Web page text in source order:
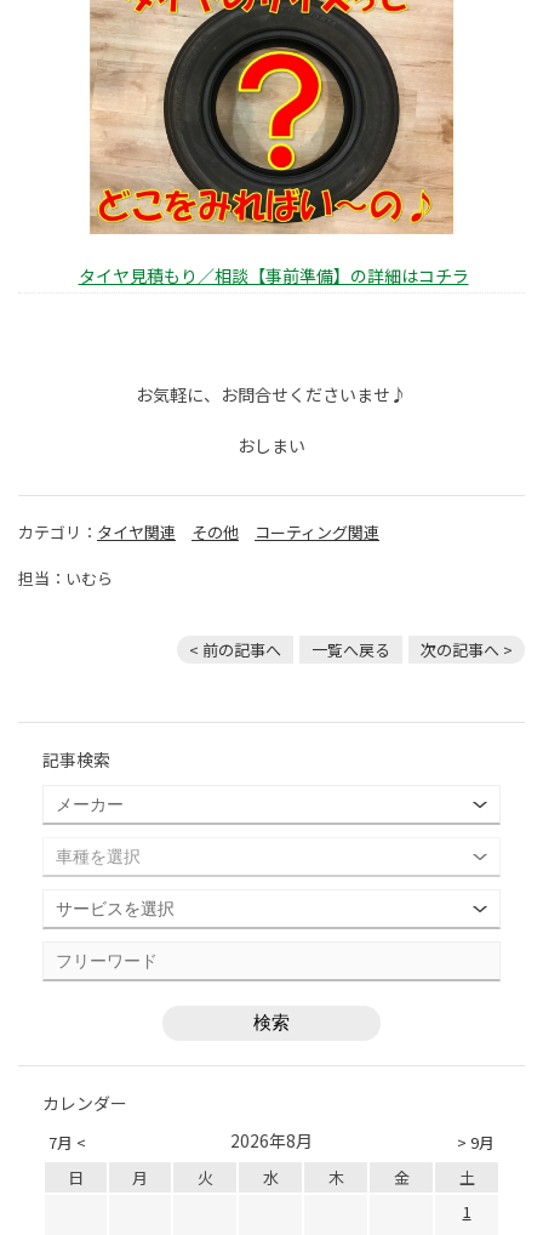
タイヤ見積もり／相談【事前準備】の詳細はコチラ
お気軽に、お問合せくださいませ♪
おしまい
カテゴリ： タイヤ関連 その他
コーティング関連
担当：いむら
< 前の記事へ 一覧へ戻る 次の記事へ >
記事検索
カレンダー
7月 < > 9月
2026年8月
日 月 火 水 木 金
土
1